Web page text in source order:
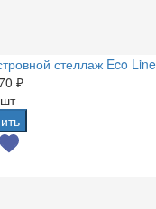
стеллаж Eco
₽